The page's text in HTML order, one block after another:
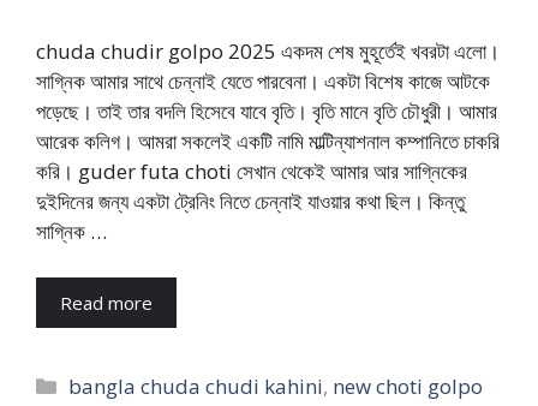
chuda chudir golpo 2025 একদম শেষ মুহূর্তেই খবরটা এলো।
সাগ্নিক আমার সাথে চেন্নাই যেতে পারবেনা। একটা বিশেষ কাজে আটকে
পড়েছে। তাই তার বদলি হিসেবে যাবে বৃতি। বৃতি মানে বৃতি চৌধুরী। আমার
আরেক কলিগ। আমরা সকলেই একটি নামি মাল্টিন্যাশনাল কম্পানিতে চাকরি
করি। guder futa choti সেখান থেকেই আমার আর সাগ্নিকের
দুইদিনের জন্য একটা ট্রেনিং নিতে চেন্নাই যাওয়ার কথা ছিল। কিন্তু
সাগ্নিক …
Read more
Categories
bangla chuda chudi kahini, new choti golpo